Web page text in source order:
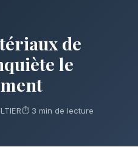
de
le
⏱ 3 min de lecture